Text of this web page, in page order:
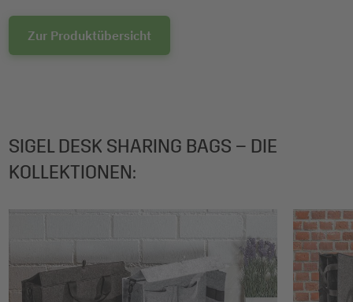
Zur Produktübersicht
SIGEL DESK SHARING BAGS – DIE
KOLLEKTIONEN: